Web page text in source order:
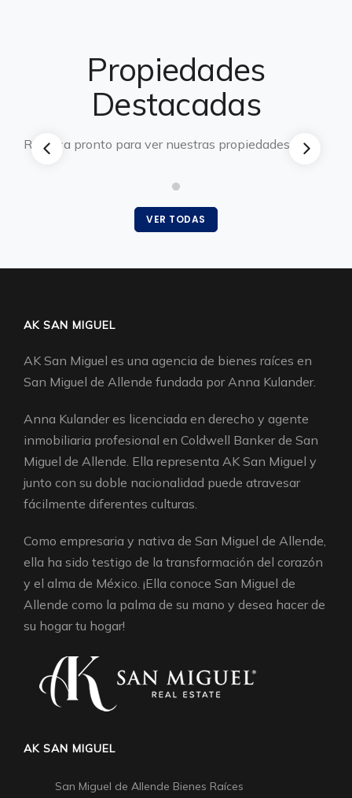
Propiedades
Destacadas
Regresa pronto para ver nuestras propiedades.
VER TODAS
AK SAN MIGUEL
AK San Miguel es una agencia de bienes raíces en
San Miguel de Allende fundada por Anna Kulander.
Anna Kulander es licenciada en derecho y agente
inmobiliaria profesional en Coldwell Banker de San
Miguel de Allende. Ella representa AK San Miguel y
junto con su doble nacionalidad puede atravesar
fácilmente diferentes culturas.
Como empresaria y nativa de San Miguel de Allende,
ella ha sido testigo de la transformación del corazón
y el alma de México. ¡Ella conoce San Miguel de
Allende como la palma de su mano y desea hacer de
su hogar tu hogar!
AK SAN MIGUEL
San Miguel de Allende Bienes Raíces